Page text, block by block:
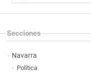
Secciones
Navarra
Política